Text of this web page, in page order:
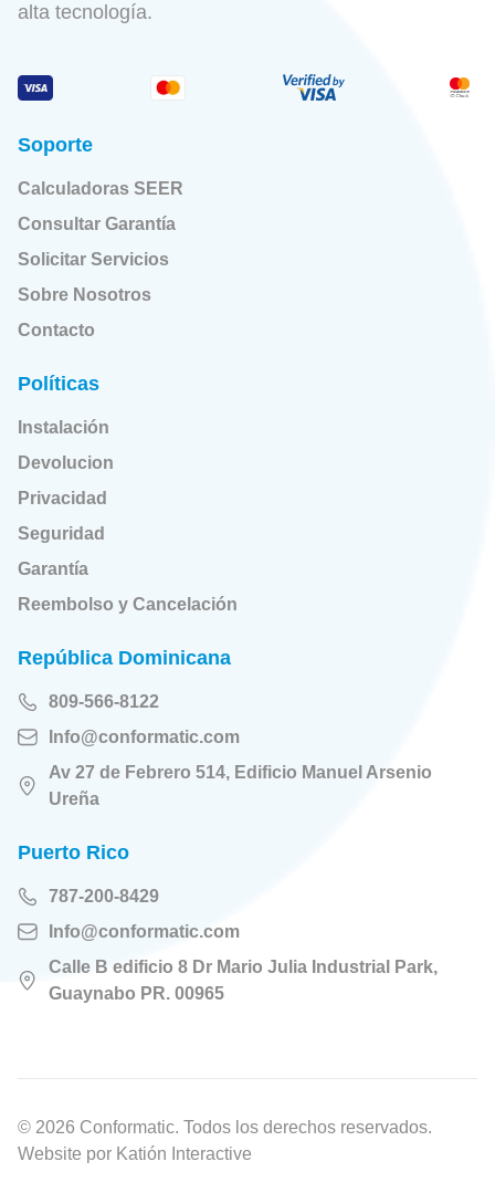
alta tecnología.
Soporte
Calculadoras SEER
Consultar Garantía
Solicitar Servicios
Sobre Nosotros
Contacto
Políticas
Instalación
Devolucion
Privacidad
Seguridad
Garantía
Reembolso y Cancelación
República Dominicana
809-566-8122
Info@conformatic.com
Av 27 de Febrero 514, Edificio Manuel Arsenio
Ureña
Puerto Rico
787-200-8429
Info@conformatic.com
Calle B edificio 8 Dr Mario Julia Industrial Park,
Guaynabo PR. 00965
© 2026 Conformatic. Todos los derechos reservados.
Website por Katión Interactive